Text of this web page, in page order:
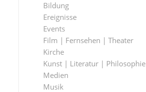
Bildung
Ereignisse
Events
Film | Fernsehen | Theater
Kirche
Kunst | Literatur | Philosophie
Medien
Musik